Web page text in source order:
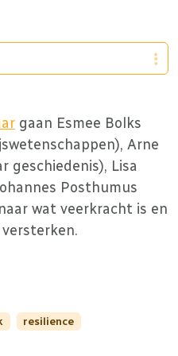
gaan Esmee Bolks
Arne
geschiedenis), Lisa
Posthumus
wat veerkracht is en
resilience